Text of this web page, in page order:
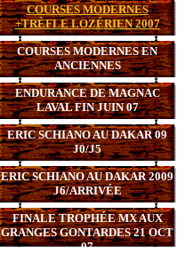
COURSES MODERNES
+TRÈFLE LOZÉRIEN 2007
COURSES MODERNES EN
ANCIENNES
ENDURANCE DE MAGNAC
LAVAL FIN JUIN 07
ERIC SCHIANO AU DAKAR 09
J0/J5
ERIC SCHIANO AU DAKAR 2009
J6/ARRIVÉE
FINALE TROPHÉE MX AUX
GRANGES GONTARDES 21 OCT
07